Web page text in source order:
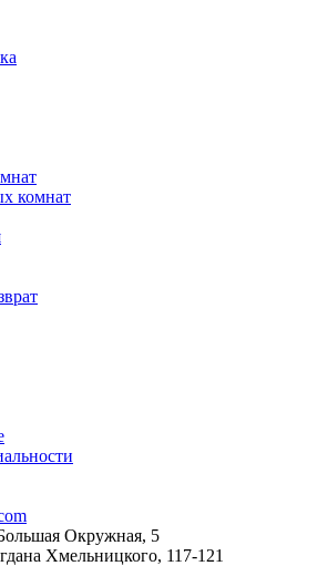
комнат
Окружная, 5
Хмельницкого, 117-121